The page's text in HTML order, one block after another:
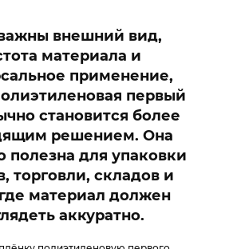
внешний вид,
материала и
применение,
первый
становится более
решением. Она
полезна для упаковки
торговли, складов и
материал должен
аккуратно.